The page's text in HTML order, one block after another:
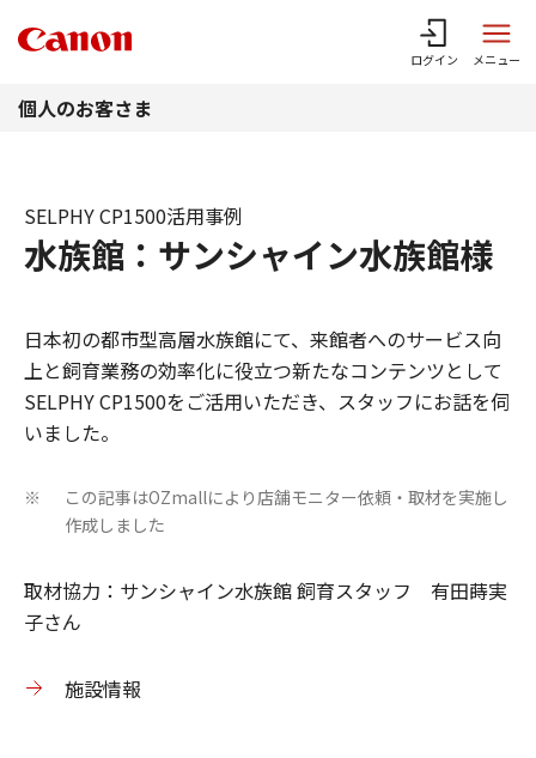
ログイン メニュー
個人のお客さま
水族館：サンシャイン水族館様
SELPHY CP1500活用事例
日本初の都市型高層水族館にて、来館者へのサービス向
上と飼育業務の効率化に役立つ新たなコンテンツとして
SELPHY CP1500をご活用いただき、スタッフにお話を伺
いました。
※
この記事はOZmallにより店舗モニター依頼・取材を実施し
作成しました
取材協力：サンシャイン水族館 飼育スタッフ 有田蒔実
子さん
施設情報